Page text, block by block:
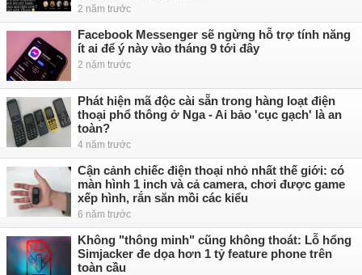
2 năm trước
Facebook Messenger sẽ ngừng hỗ trợ tính năng
ít ai để ý này vào tháng 9 tới đây
2 năm trước
Phát hiện mã độc cài sẵn trong hàng loạt điện
thoại phổ thông ở Nga - Ai bảo 'cục gạch' là an
toàn?
4 năm trước
Cận cảnh chiếc điện thoại nhỏ nhất thế giới: có
màn hình 1 inch và cả camera, chơi được game
xếp hình, rắn săn mồi các kiểu
6 năm trước
Không "thông minh" cũng không thoát: Lỗ hổng
Simjacker đe dọa hơn 1 tỷ feature phone trên
toàn cầu